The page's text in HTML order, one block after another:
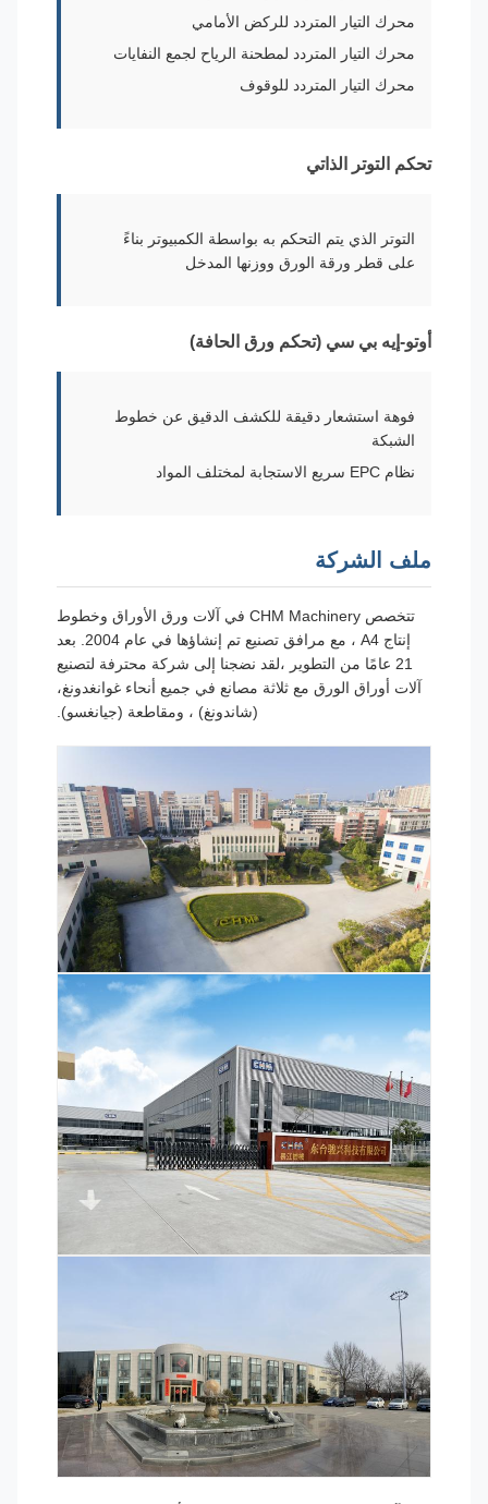
محرك التيار المتردد للركض الأمامي
محرك التيار المتردد لمطحنة الرياح لجمع النفايات
محرك التيار المتردد للوقوف
تحكم التوتر الذاتي
التوتر الذي يتم التحكم به بواسطة الكمبيوتر بناءً
على قطر ورقة الورق ووزنها المدخل
أوتو-إيه بي سي (تحكم ورق الحافة)
فوهة استشعار دقيقة للكشف الدقيق عن خطوط
الشبكة
ملف الشركة
تتخصص CHM Machinery في آلات ورق الأوراق وخطوط
إنتاج A4 ، مع مرافق تصنيع تم إنشاؤها في عام 2004. بعد
21 عامًا من التطوير ،لقد نضجنا إلى شركة محترفة لتصنيع
آلات أوراق الورق مع ثلاثة مصانع في جميع أنحاء غوانغدونغ،
(شاندونغ) ، ومقاطعة (جيانغسو).